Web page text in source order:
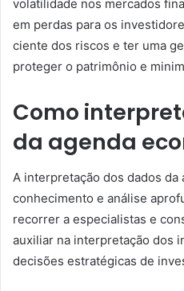
volatilidade nos mercados
em perdas para os
ciente dos riscos e ter uma
proteger o patrimônio e
Como
da agenda
A interpretação dos dados
conhecimento e análise
recorrer a especialistas e
auxiliar na interpretação dos
decisões estratégicas de